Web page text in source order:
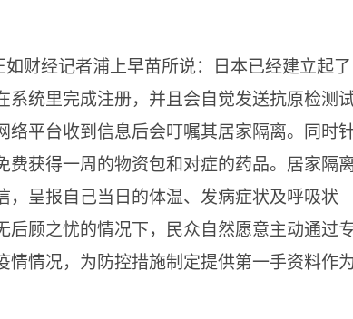
财经记者浦上早苗所说：日本已经建立起了
统里完成注册，并且会自觉发送抗原检测
平台收到信息后会叮嘱其居家隔离。同时
获得一周的物资包和对症的药品。居家隔
呈报自己当日的体温、发病症状及呼吸状
顾之忧的情况下，民众自然愿意主动通过
情况，为防控措施制定提供第一手资料作